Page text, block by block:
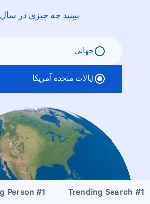
ببینید چه چیزی در سال
جهانی
ایالات متحده آمریکا
#1 Trending Search
#1 Trending Person